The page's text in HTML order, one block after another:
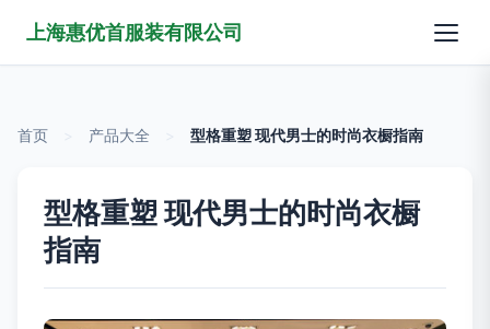
上海惠优首服装有限公司
首页 产品大全 型格重塑 现代男士的时尚衣橱指南
型格重塑 现代男士的时尚衣橱
指南